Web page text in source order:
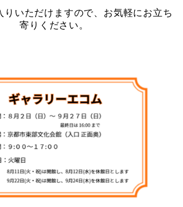
りいただけますので、お気軽にお立ち
寄りください。